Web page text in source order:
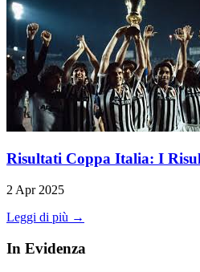
Risultati Coppa Italia: I
2 Apr 2025
Leggi di più →
In Evidenza